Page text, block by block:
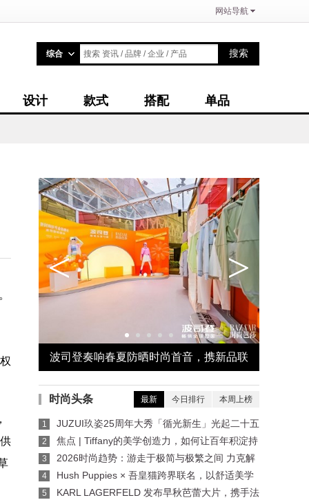
网站导航
综合 搜索 资讯 / 品牌 / 企业 / 产品 搜索
设计 款式 搭配 单品
浮 波司登奏响春夏防晒时尚首音，携新品联
合《时尚芭莎》发布首份防晒新时尚手册
< >
最新 今日排行 本周上榜
时尚头条
1
JUZUI玖姿25周年大秀「循光新生」光起二十五
载，共启新生优雅
2
焦点 | Tiffany的美学创造力，如何让百年积淀持
续生长？
3
2026时尚趋势：游走于极简与极繁之间 力克解
读价值与反差并存的夏季风尚
4
Hush Puppies × 吾皇猫跨界联名，以舒适美学
碰撞国漫IP
5
KARL LAGERFELD 发布早秋芭蕾大片，携手法